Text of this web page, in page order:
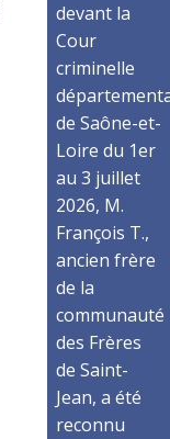
devant la
Cour
criminelle
de Saône-et-
Loire du 1er
au 3 juillet
2026, M.
François T.,
ancien frère
de la
communauté
des Frères
de Saint-
Jean, a été
reconnu